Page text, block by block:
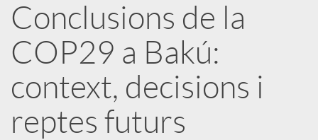
b
l
i
Conclusions de la
COP29 a Bakú:
context, decisions i
reptes futurs